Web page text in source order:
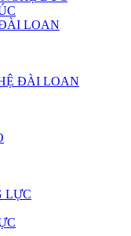
LOAN
ĐÀI LOAN
LỰC